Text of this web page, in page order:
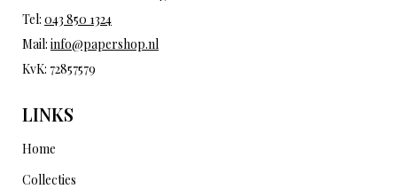
Tel: 043 850 1324
Mail: info@papershop.nl
KvK: 72857579
LINKS
Home
Collecties